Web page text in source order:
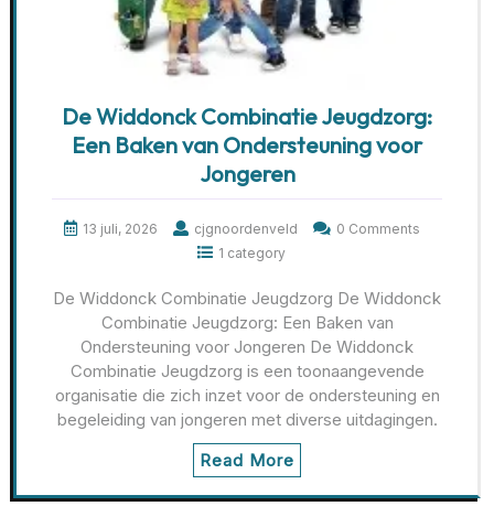
De Widdonck Combinatie Jeugdzorg:
Een Baken van Ondersteuning voor
Jongeren
13 juli, 2026 cjgnoordenveld
0 Comments
1 category
De Widdonck Combinatie Jeugdzorg De Widdonck
Combinatie Jeugdzorg: Een Baken van
Ondersteuning voor Jongeren De Widdonck
Combinatie Jeugdzorg is een toonaangevende
organisatie die zich inzet voor de ondersteuning en
begeleiding van jongeren met diverse uitdagingen.
Read More